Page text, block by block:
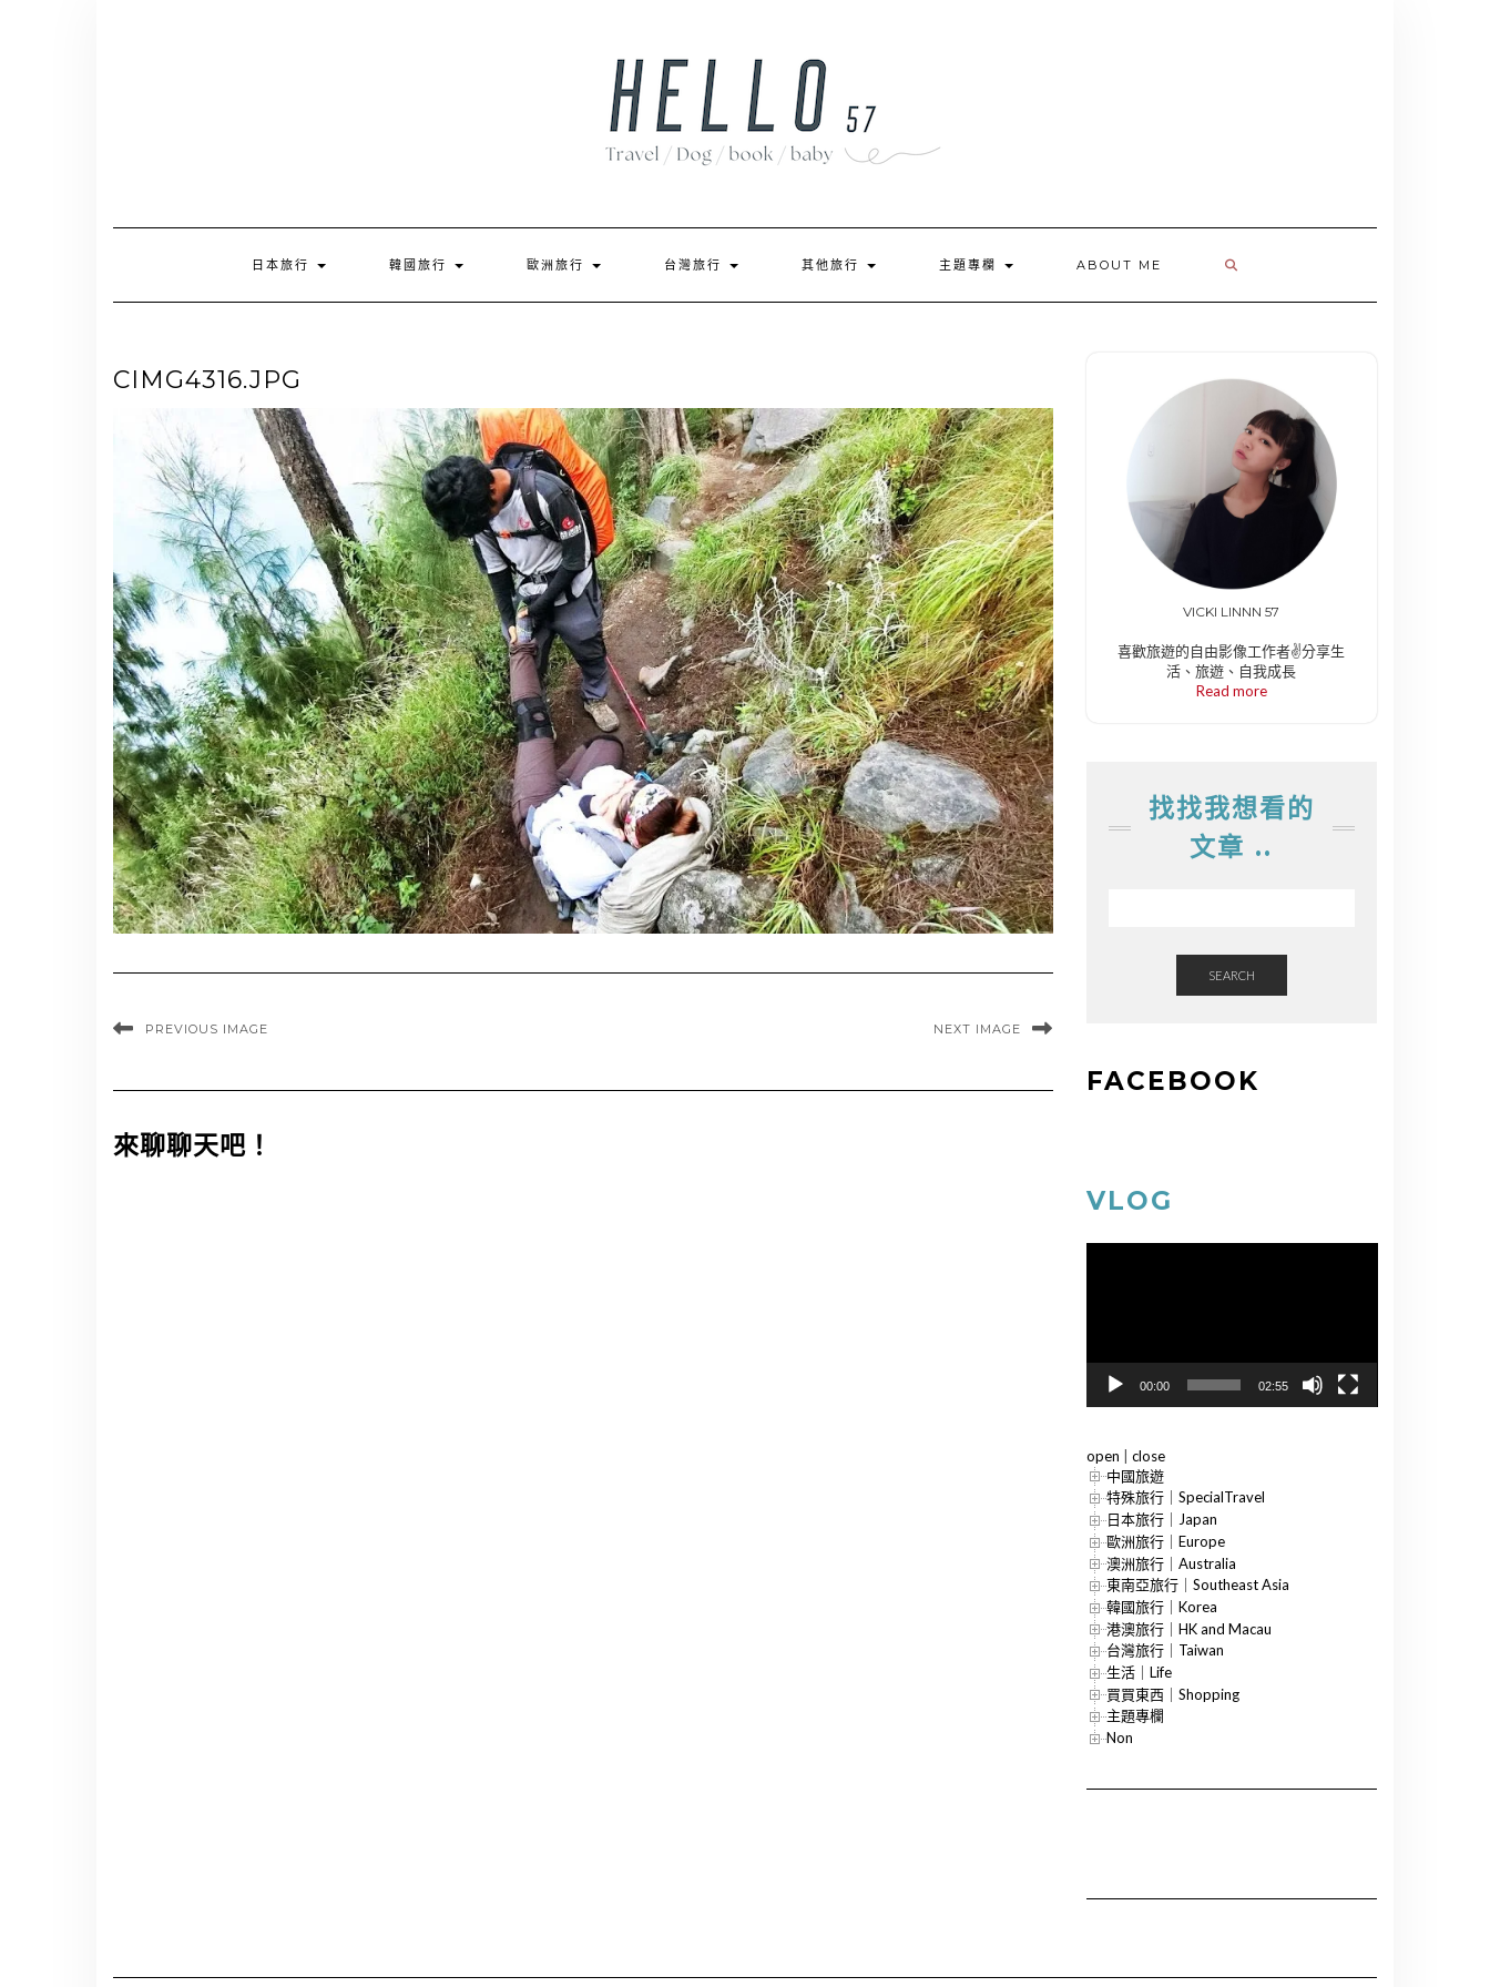
日本旅行 韓國旅行 歐洲旅行 台灣旅行 其他旅行 主題專欄 ABOUT ME
CIMG4316.JPG
PREVIOUS IMAGE NEXT IMAGE
來聊聊天吧！
VICKI LINNN 57
喜歡旅遊的自由影像工作者✌️分享生
活、旅遊、自我成長
Read more
找找我想看的
文章 ..
SEARCH
FACEBOOK
VLOG
00:00 02:55
open
close
中國旅遊
特殊旅行｜SpecialTravel
日本旅行｜Japan
歐洲旅行｜Europe
澳洲旅行｜Australia
東南亞旅行｜Southeast Asia
韓國旅行｜Korea
港澳旅行｜HK and Macau
台灣旅行｜Taiwan
生活｜Life
買買東西｜Shopping
主題專欄
Non